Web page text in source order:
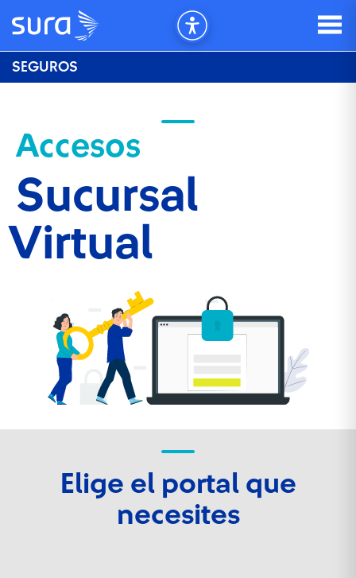
SEGUROS
Accesos
Sucursal
Virtual
Elige el portal que
necesites